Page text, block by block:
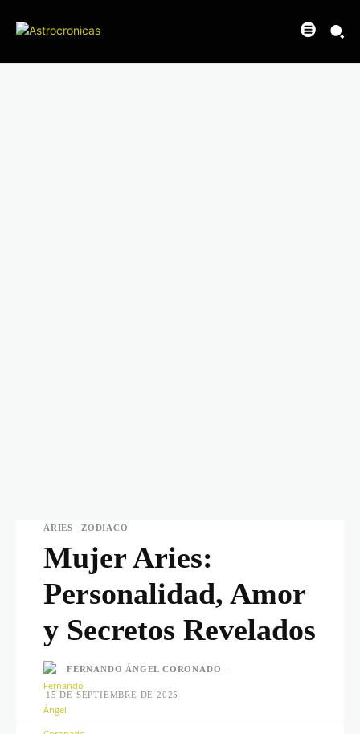
ARIES ZODIACO
Mujer Aries:
Personalidad, Amor
y Secretos Revelados
FERNANDO ÁNGEL CORONADO -
15 DE SEPTIEMBRE DE 2025